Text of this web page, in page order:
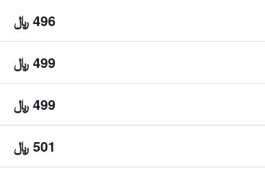
496 ﷼
499 ﷼
499 ﷼
501 ﷼